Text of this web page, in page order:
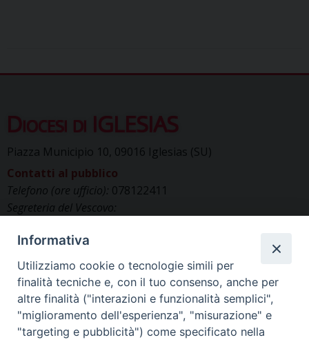
Diocesi di IGLESIAS
Piazza Municipio 10, 09016 Iglesias (SU)
Contatti al pubblico
Telefono (ore ufficio): 078122411
Segreteria del Vescovo:
Uffici di Curia:curia_iglesias@libero.it
Cancelleria (richiesta documenti):
canc.curia.iglesias@tiscali.it
Comunicazione & media (ufficio stampa):
ucs.iglesias@gmail.com
Informativa
Utilizziamo cookie o tecnologie simili per
finalità tecniche e, con il tuo consenso, anche per
altre finalità ("interazioni e funzionalità semplici",
"miglioramento dell'esperienza", "misurazione" e
"targeting e pubblicità") come specificato nella